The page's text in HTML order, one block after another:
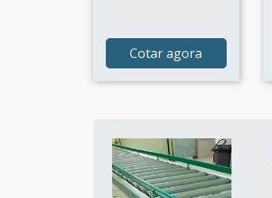
Cotar agora